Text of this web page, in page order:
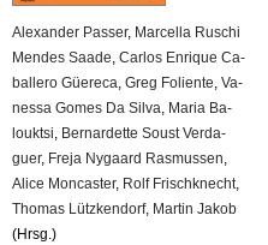
Alex­an­der Pas­ser, Mar­cel­la Ru­schi
Men­des Saade, Car­los En­ri­que Ca­
bal­le­ro Güe­re­ca, Greg Fo­li­en­te, Va­
nes­sa Gomes Da Silva, Maria Ba­
loukt­si, Ber­nar­det­te Soust Ver­da­
guer, Freja Ny­gaard Ras­mus­sen,
Alice Mon­cas­ter, Rolf Frisch­knecht,
Tho­mas Lütz­ken­dorf, Mar­tin Jakob
(Hrsg.)